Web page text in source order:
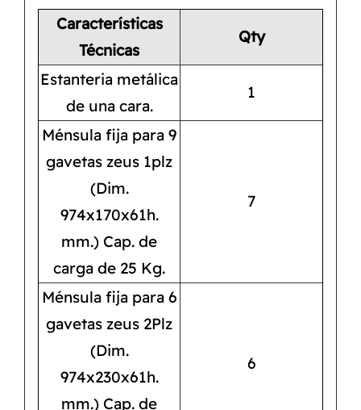
Características
Técnicas
Qty
Estanteria metálica
de una cara.
1
Ménsula fija para 9
gavetas zeus 1plz
(Dim.
974x170x61h.
mm.) Cap. de
carga de 25 Kg.
7
Ménsula fija para 6
gavetas zeus 2Plz
(Dim.
974x230x61h.
mm.) Cap. de
6